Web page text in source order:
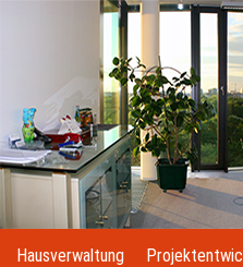
Hausverwaltung